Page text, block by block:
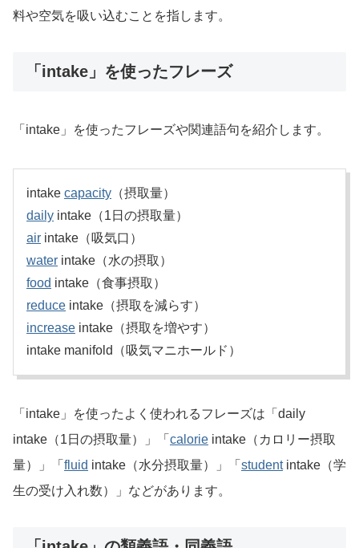
料や空気を吸い込むことを指します。
「intake」を使ったフレーズ
「intake」を使ったフレーズや関連語句を紹介します。
intake capacity （摂取量）
daily intake（1日の摂取量）
air intake（吸気口）
water intake（水の摂取）
food intake（食事摂取）
reduce intake（摂取を減らす）
increase intake（摂取を増やす）
intake manifold（吸気マニホールド）
「intake」を使ったよく使われるフレーズは「daily
intake（1日の摂取量）」「 calorie intake（カロリー摂取
量）」「 fluid intake（水分摂取量）」「 studentintake（学
生の受け入れ数）」などがあります。